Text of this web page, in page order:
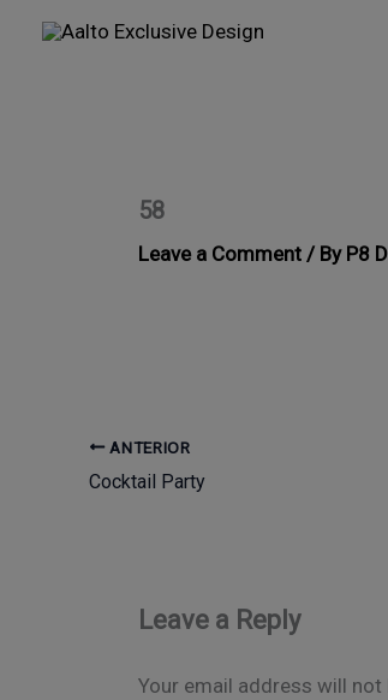
58
Leave a Comment / By P8
ANTERIOR
Cocktail Party
Leave a Reply
Your email address will not